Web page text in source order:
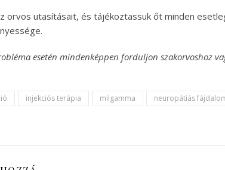
orvos utasításait, és tájékoztassuk őt minden
esetén mindenképpen forduljon szakorvoshoz
injekciós terápia milgamma neuropátiás